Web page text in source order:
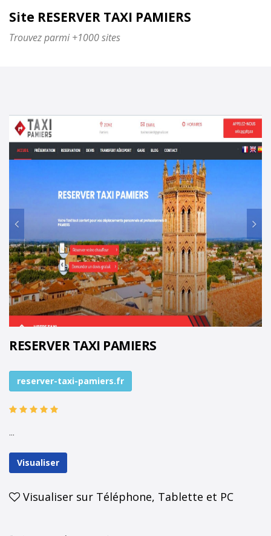
Site RESERVER TAXI PAMIERS
Trouvez parmi +1000 sites
Prec
RESERVER TAXI PAMIERS
reserver-taxi-pamiers.fr
...
Visualiser
Visualiser sur Téléphone, Tablette et PC